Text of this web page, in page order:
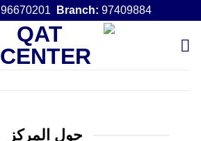
96670201 Branch: 97409884
حول المركز